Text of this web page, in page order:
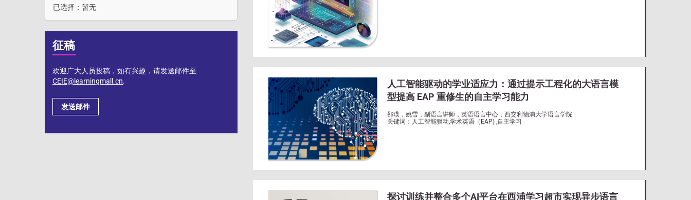
已选择：暂无
征稿
欢迎广大人员投稿，如有兴趣，请发送邮件至
CEIE@learningmall.cn.
发送邮件
人工智能驱动的学业适应力：通过提示工程化的大语言模
型提高 EAP 重修生的自主学习能力
邵瑛，姚雪，副语言讲师，英语语言中心，西交利物浦大学语言学院
关键词：人工智能驱动,学术英语（EAP) ,自主学习
探讨训练并整合多个AI平台在西浦学习超市实现异步语言